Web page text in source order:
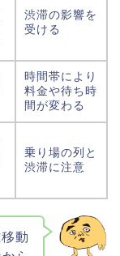
渋滞の影響を
受ける
時間帯により
料金や待ち時
間が変わる
乗り場の列と
渋滞に注意
動